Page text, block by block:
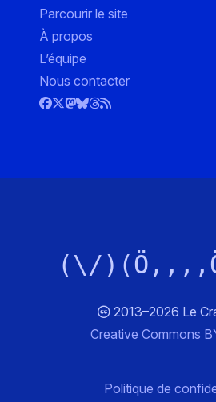
Parcourir le site
À propos
L’équipe
Nous contacter
(\/
2013–2026 Le
Creative Commons
Politique de